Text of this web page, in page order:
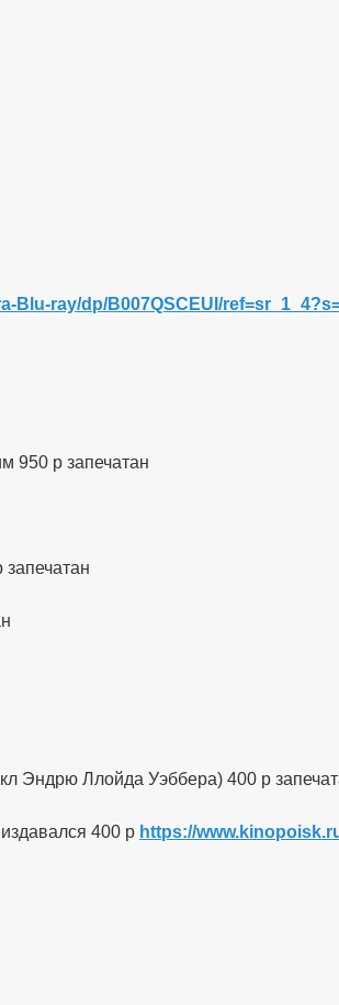
Blu-ray/dp/B007QSCEUI/
950 р запечатан
Эндрю Ллойда Уэббера) 400 р
400 р https://